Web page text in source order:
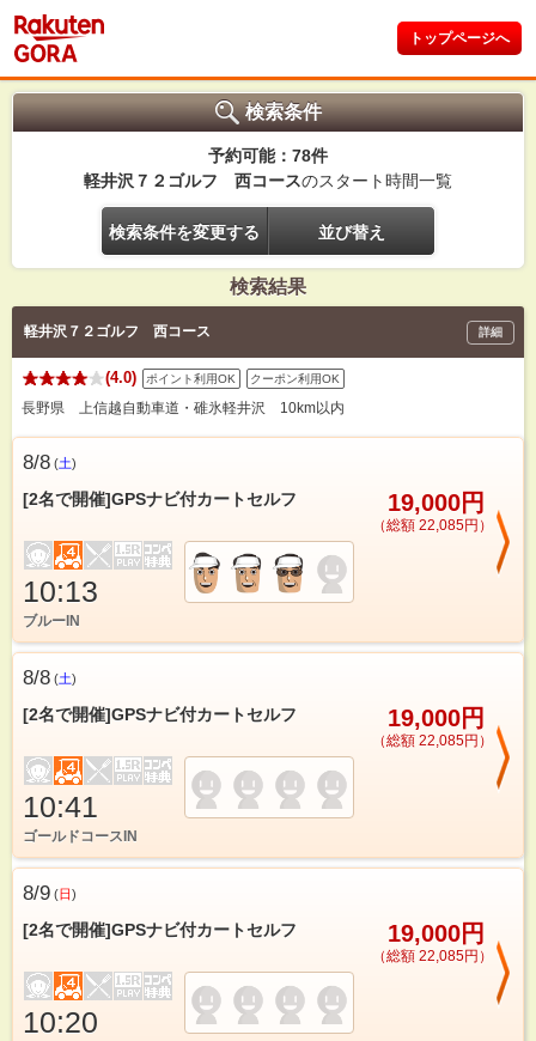
トップページへ
検索条件
予約可能：78件
軽井沢７２ゴルフ 西コースのスタート時間一覧
検索条件を変更する 並び替え
検索結果
軽井沢７２ゴルフ 西コース 詳細
(4.0) ポイント利用OK クーポン利用OK
長野県 上信越自動車道・碓氷軽井沢 10km以内
8/8 (土)
[2名で開催]GPSナビ付カートセルフ 19,000円
（総額 22,085円）
10:13
ブルーIN
8/8 (土)
[2名で開催]GPSナビ付カートセルフ 19,000円
（総額 22,085円）
10:41
ゴールドコースIN
8/9 (日)
[2名で開催]GPSナビ付カートセルフ 19,000円
（総額 22,085円）
10:20